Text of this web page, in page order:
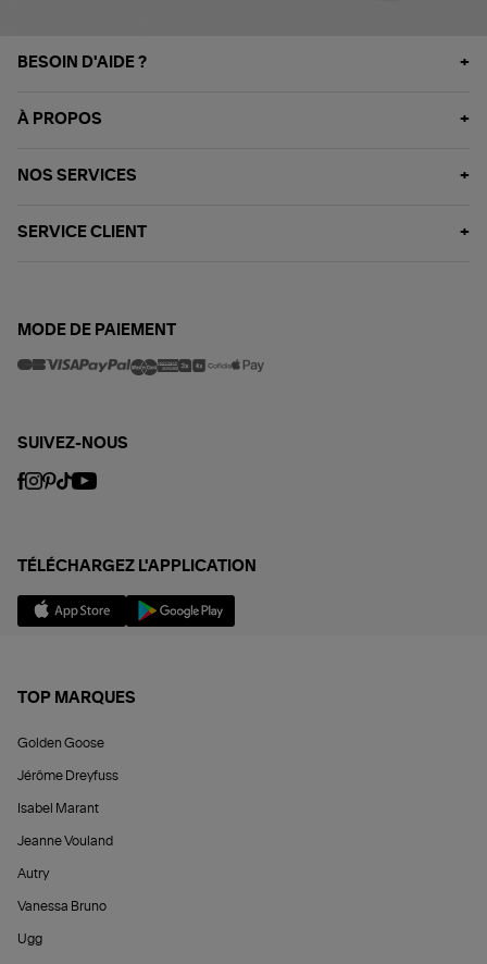
BESOIN D'AIDE ?
À PROPOS
NOS SERVICES
SERVICE CLIENT
MODE DE PAIEMENT
SUIVEZ-NOUS
TÉLÉCHARGEZ L'APPLICATION
TOP MARQUES
Golden Goose
Jérôme Dreyfuss
Isabel Marant
Jeanne Vouland
Autry
Vanessa Bruno
Ugg